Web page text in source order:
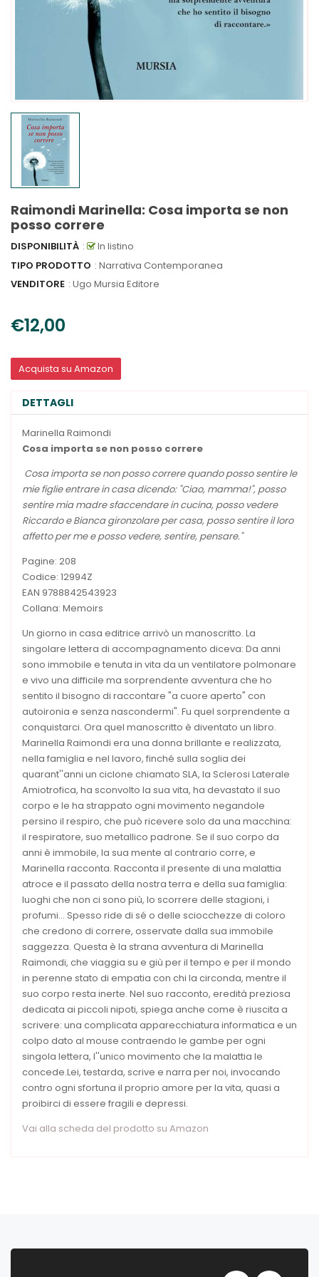
Raimondi Marinella: Cosa importa se non
posso correre
DISPONIBILITÀ :
In listino
TIPO PRODOTTO : Narrativa Contemporanea
VENDITORE : Ugo Mursia Editore
€12,00
Acquista su Amazon
DETTAGLI
Marinella Raimondi
Cosa importa se non posso correre
Cosa importa se non posso correre quando posso sentire le
mie figlie entrare in casa dicendo: "Ciao, mamma!", posso
sentire mia madre sfaccendare in cucina, posso vedere
Riccardo e Bianca gironzolare per casa, posso sentire il loro
affetto per me e posso vedere, sentire, pensare."
Pagine: 208
Codice: 12994Z
EAN 9788842543923
Collana: Memoirs
Un giorno in casa editrice arrivò un manoscritto. La
singolare lettera di accompagnamento diceva: Da anni
sono immobile e tenuta in vita da un ventilatore polmonare
e vivo una difficile ma sorprendente avventura che ho
sentito il bisogno di raccontare "a cuore aperto" con
autoironia e senza nascondermi". Fu quel sorprendente a
conquistarci. Ora quel manoscritto è diventato un libro.
Marinella Raimondi era una donna brillante e realizzata,
nella famiglia e nel lavoro, finché sulla soglia dei
quarant''anni un ciclone chiamato SLA, la Sclerosi Laterale
Amiotrofica, ha sconvolto la sua vita, ha devastato il suo
corpo e le ha strappato ogni movimento negandole
persino il respiro, che può ricevere solo da una macchina:
il respiratore, suo metallico padrone. Se il suo corpo da
anni è immobile, la sua mente al contrario corre, e
Marinella racconta. Racconta il presente di una malattia
atroce e il passato della nostra terra e della sua famiglia:
luoghi che non ci sono più, lo scorrere delle stagioni, i
profumi... Spesso ride di sé o delle sciocchezze di coloro
che credono di correre, osservate dalla sua immobile
saggezza. Questa è la strana avventura di Marinella
Raimondi, che viaggia su e giù per il tempo e per il mondo
in perenne stato di empatia con chi la circonda, mentre il
suo corpo resta inerte. Nel suo racconto, eredità preziosa
dedicata ai piccoli nipoti, spiega anche come è riuscita a
scrivere: una complicata apparecchiatura informatica e un
colpo dato al mouse contraendo le gambe per ogni
singola lettera, l''unico movimento che la malattia le
concede.Lei, testarda, scrive e narra per noi, invocando
contro ogni sfortuna il proprio amore per la vita, quasi a
proibirci di essere fragili e depressi.
Vai alla scheda del prodotto su Amazon